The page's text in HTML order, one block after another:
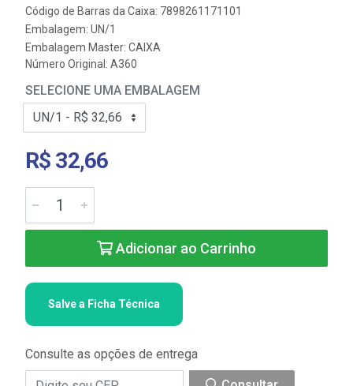
Código de Barras da Caixa: 7898261171101
Embalagem: UN/1
Embalagem Master: CAIXA
Número Original: A360
SELECIONE UMA EMBALAGEM
R$ 32,66
Adicionar ao Carrinho
Salve a Ficha Técnica
Consulte as opções de entrega